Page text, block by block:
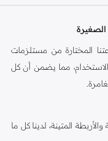
الصغيرة
المختارة من مستلزمات
الاستخدام، مما يضمن أن كل
المتينة، لدينا كل ما